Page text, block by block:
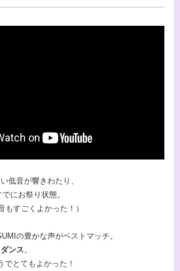
低音が響きわたり、
にお祭り状態。
もすごくよかった！）
の豊かな声がベストマッチ。
ンス 。
でとてもよかった！